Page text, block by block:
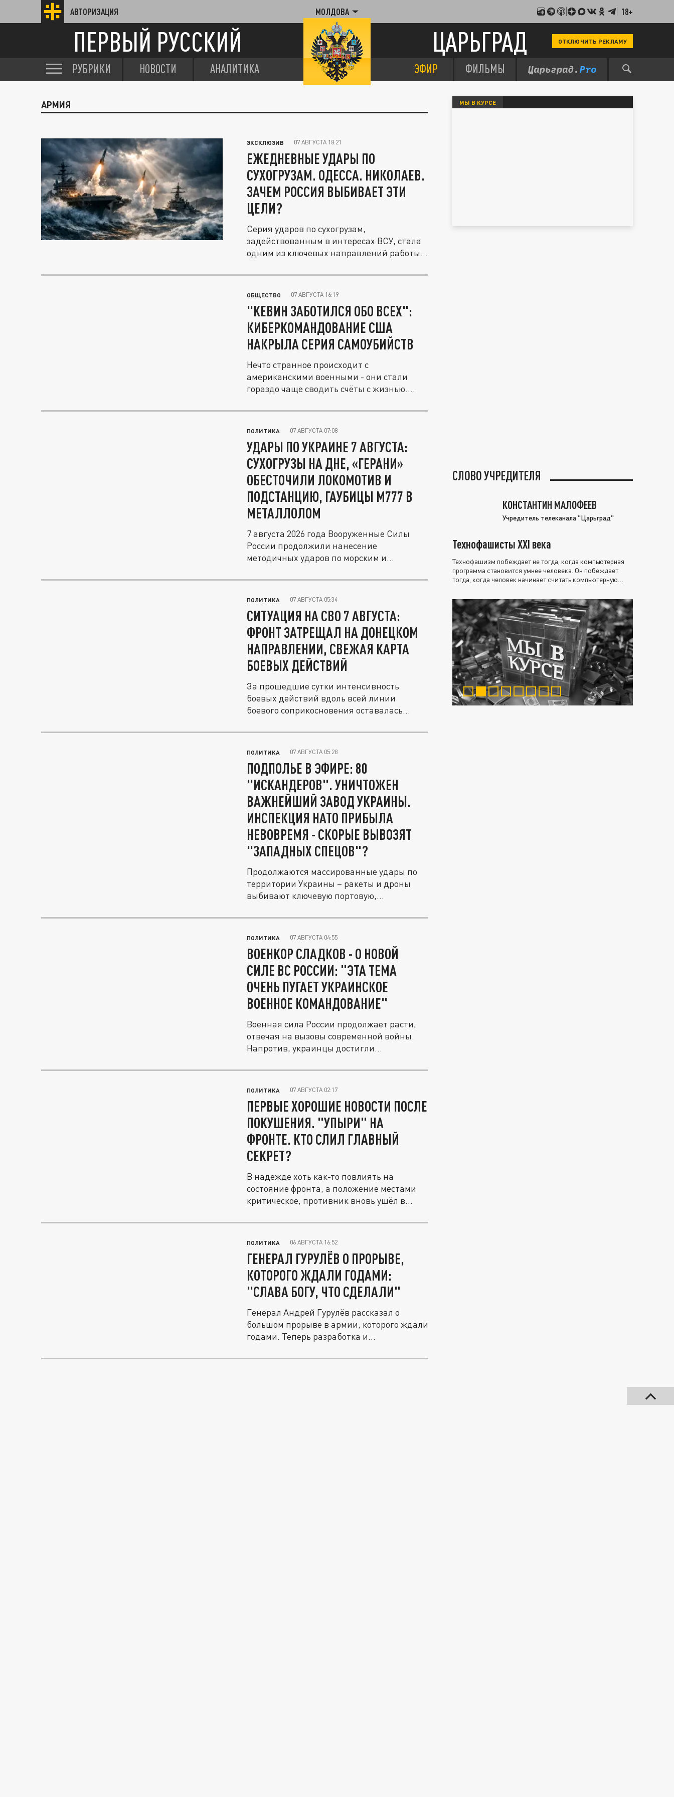
АВТОРИЗАЦИЯ МОЛДОВА 18+
ПЕРВЫЙ РУССКИЙ ЦАРЬГРАД ОТКЛЮЧИТЬ РЕКЛАМУ
РУБРИКИ НОВОСТИ АНАЛИТИКА ЭФИР ФИЛЬМЫ
АРМИЯ
ЭКСКЛЮЗИВ 07 АВГУСТА 18:21
ЕЖЕДНЕВНЫЕ УДАРЫ ПО
СУХОГРУЗАМ. ОДЕССА. НИКОЛАЕВ.
ЗАЧЕМ РОССИЯ ВЫБИВАЕТ ЭТИ
ЦЕЛИ?
Серия ударов по сухогрузам,
задействованным в интересах ВСУ, стала
одним из ключевых направлений работы
ОБЩЕСТВО 07 АВГУСТА 16:19
"КЕВИН ЗАБОТИЛСЯ ОБО ВСЕХ":
КИБЕРКОМАНДОВАНИЕ США
НАКРЫЛА СЕРИЯ САМОУБИЙСТВ
Нечто странное происходит с
американскими военными - они стали
гораздо чаще сводить счёты с жизнью.
ПОЛИТИКА 07 АВГУСТА 07:08
УДАРЫ ПО УКРАИНЕ 7 АВГУСТА:
СУХОГРУЗЫ НА ДНЕ, «ГЕРАНИ»
ОБЕСТОЧИЛИ ЛОКОМОТИВ И
ПОДСТАНЦИЮ, ГАУБИЦЫ М777 В
МЕТАЛЛОЛОМ
7 августа 2026 года Вооруженные Силы
России продолжили нанесение
методичных ударов по морским и...
ПОЛИТИКА 07 АВГУСТА 05:34
СИТУАЦИЯ НА СВО 7 АВГУСТА:
ФРОНТ ЗАТРЕЩАЛ НА ДОНЕЦКОМ
НАПРАВЛЕНИИ, СВЕЖАЯ КАРТА
БОЕВЫХ ДЕЙСТВИЙ
За прошедшие сутки интенсивность
боевых действий вдоль всей линии
боевого соприкосновения оставалась
ПОЛИТИКА 07 АВГУСТА 05:28
ПОДПОЛЬЕ В ЭФИРЕ: 80
"ИСКАНДЕРОВ". УНИЧТОЖЕН
ВАЖНЕЙШИЙ ЗАВОД УКРАИНЫ.
ИНСПЕКЦИЯ НАТО ПРИБЫЛА
НЕВОВРЕМЯ - СКОРЫЕ ВЫВОЗЯТ
"ЗАПАДНЫХ СПЕЦОВ"?
Продолжаются массированные удары по
территории Украины – ракеты и дроны
выбивают ключевую портовую,...
ПОЛИТИКА 07 АВГУСТА 04:55
ВОЕНКОР СЛАДКОВ - О НОВОЙ
СИЛЕ ВС РОССИИ: "ЭТА ТЕМА
ОЧЕНЬ ПУГАЕТ УКРАИНСКОЕ
ВОЕННОЕ КОМАНДОВАНИЕ"
Военная сила России продолжает расти,
отвечая на вызовы современной войны.
Напротив, украинцы достигли...
ПОЛИТИКА 07 АВГУСТА 02:17
ПЕРВЫЕ ХОРОШИЕ НОВОСТИ ПОСЛЕ
ПОКУШЕНИЯ. "УПЫРИ" НА
ФРОНТЕ. КТО СЛИЛ ГЛАВНЫЙ
СЕКРЕТ?
В надежде хоть как-то повлиять на
состояние фронта, а положение местами
критическое, противник вновь ушёл в...
ПОЛИТИКА 06 АВГУСТА 16:52
ГЕНЕРАЛ ГУРУЛЁВ О ПРОРЫВЕ,
КОТОРОГО ЖДАЛИ ГОДАМИ:
"СЛАВА БОГУ, ЧТО СДЕЛАЛИ"
Генерал Андрей Гурулёв рассказал о
большом прорыве в армии, которого ждали
годами. Теперь разработка и...
МЫ В КУРСЕ
СЛОВО УЧРЕДИТЕЛЯ
КОНСТАНТИН МАЛОФЕЕВ
Учредитель телеканала "Царьград"
Технофашисты XXI века
Технофашизм побеждает не тогда, когда компьютерная
программа становится умнее человека. Он побеждает
тогда, когда человек начинает считать компьютерную